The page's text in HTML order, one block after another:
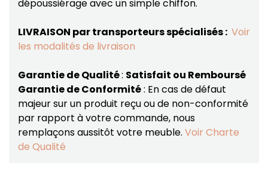
dépoussiérage avec un simple chiffon.
LIVRAISON par transporteurs spécialisés : Voir
les modalités de livraison
Garantie de Qualité: Satisfait ou Remboursé
Garantie de Conformité: En cas de défaut
majeur sur un produit reçu ou de non-conformité
par rapport à votre commande, nous
remplaçons aussitôt votre meuble. Voir Charte
de Qualité